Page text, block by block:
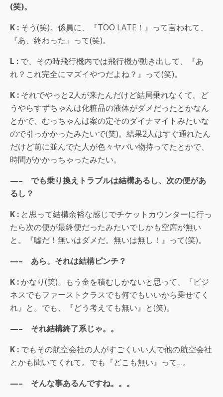
(笑)。
K : そう(笑)。係員に、『TOO LATE！』って言われて、
『あ、終わった』って(笑)。
L : で、その時飛行機内では飛行機が動き出して、『あ
れ？これ完全にマズイやつだよね？』って(笑)。
K : それでやっと2人が来たんだけど結局乗れなくて。ど
うやらすずちゃんは化粧品の液体がダメだったとかなん
とかで、むっちゃんは案の定そのダイナマイトみたいな
ので引っかかったみたいで(笑)。結果2人はすぐ通れたん
だけど前に並んでた人が色々ヤバい物持ってたとかで、
時間がかかっちゃったみたい。
—– でも乗り換えトラブルは結構あるし、次の便があ
るし？
K : と思って結構余裕な感じでチケットカウンターに行っ
たら次の便が最終便だったみたいでしかも空席が無い
と。『嘘だ！無いはダメだ。無いは無し！』って(笑)。
—– あら。それは結構ピンチ？
K :かなり(笑)。もう金を積むしかないと思って、『ビジ
ネスでもファーストクラスでも何でもいいから乗せてく
れ』と。でも、『どう考えても無い』と(笑)。
—– それ結構終了系じゃ。。
K : でもその航空会社の人がすごくいい人で他の航空会社
とかも聞いてくれて。でも『どこも無い』って…。
—– そんな事あるんですね。。。